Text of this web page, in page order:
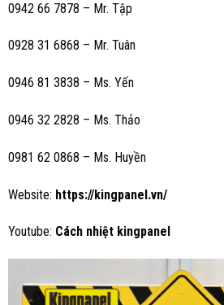
0942 66 7878 – Mr. Tập
0928 31 6868 – Mr. Tuân
0946 81 3838 – Ms. Yến
0946 32 2828 – Ms. Thảo
0981 62 0868 – Ms. Huyền
Website: https://kingpanel.vn/
Youtube: Cách nhiệt kingpanel